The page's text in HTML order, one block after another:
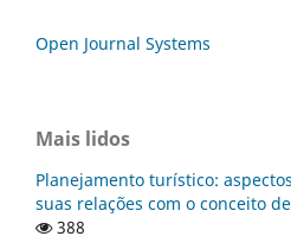
Open Journal Systems
Mais lidos
Planejamento turístico:
suas relações com o conceito
388